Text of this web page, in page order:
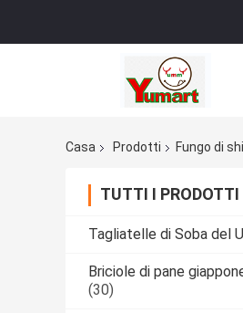
Casa Prodotti Fungo di
TUTTI I PRODOTTI
Tagliatelle di Soba del
Briciole di pane
(30)